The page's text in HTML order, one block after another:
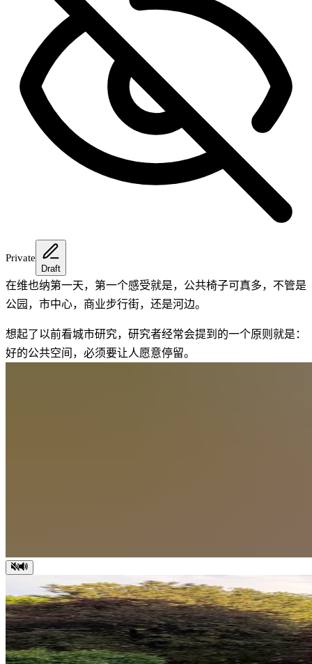
Private
Draft
在维也纳第一天，第一个感受就是，公共椅子可真多，不管是
公园，市中心，商业步行街，还是河边。
想起了以前看城市研究，研究者经常会提到的一个原则就是：
好的公共空间，必须要让人愿意停留。